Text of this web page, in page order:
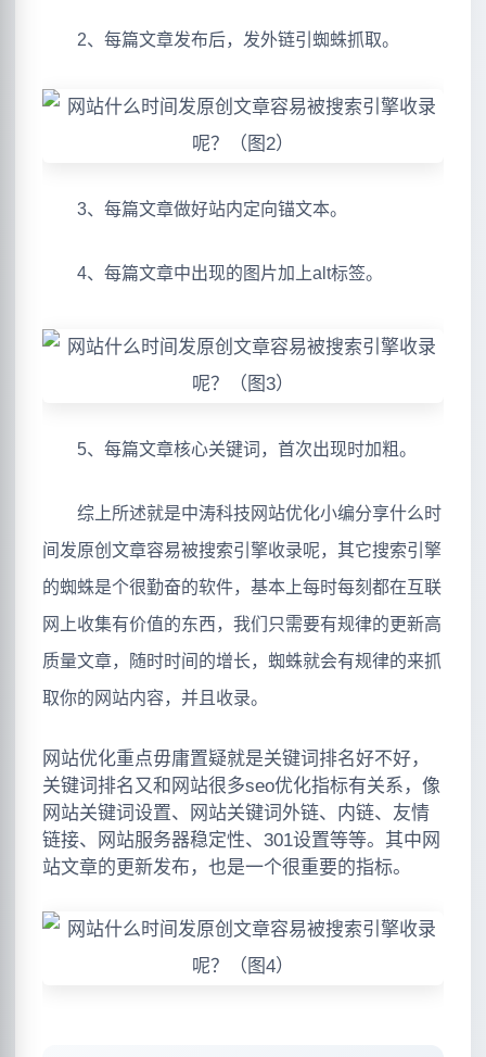
2、每篇文章发布后，发外链引蜘蛛抓取。
3、每篇文章做好站内定向锚文本。
4、每篇文章中出现的图片加上alt标签。
5、每篇文章核心关键词，首次出现时加粗。
综上所述就是中涛科技网站优化小编分享什么时
间发原创文章容易被搜索引擎收录呢，其它搜索引擎
的蜘蛛是个很勤奋的软件，基本上每时每刻都在互联
网上收集有价值的东西，我们只需要有规律的更新高
质量文章，随时时间的增长，蜘蛛就会有规律的来抓
取你的网站内容，并且收录。
网站优化重点毋庸置疑就是关键词排名好不好，
关键词排名又和网站很多seo优化指标有关系，像
网站关键词设置、网站关键词外链、内链、友情
链接、网站服务器稳定性、301设置等等。其中网
站文章的更新发布，也是一个很重要的指标。